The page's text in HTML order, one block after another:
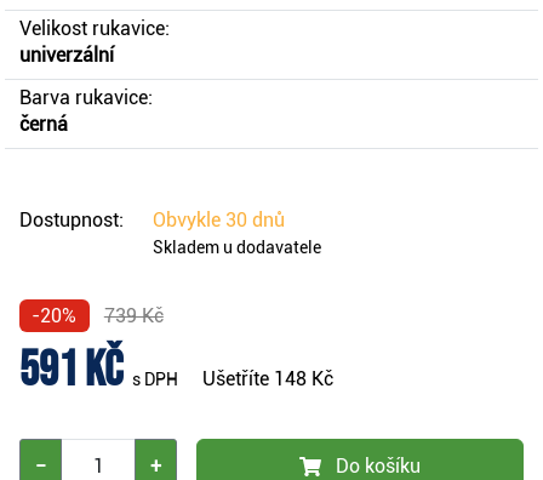
Velikost rukavice:
univerzální
Barva rukavice:
černá
Dostupnost: Obvykle 30 dnů
Skladem u dodavatele
-20% 739 Kč
591 Kč s DPH Ušetříte 148 Kč
− + Do košíku